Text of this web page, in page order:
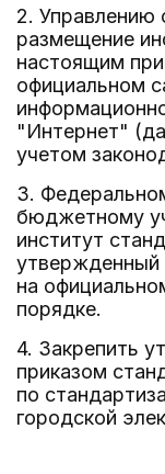
2. Управлению
размещение
настоящим
официальном
"Интернет"
учетом
3.
бюджетному
институт
утвержденный
на
порядке.
4. Закрепить
приказом
по
городской